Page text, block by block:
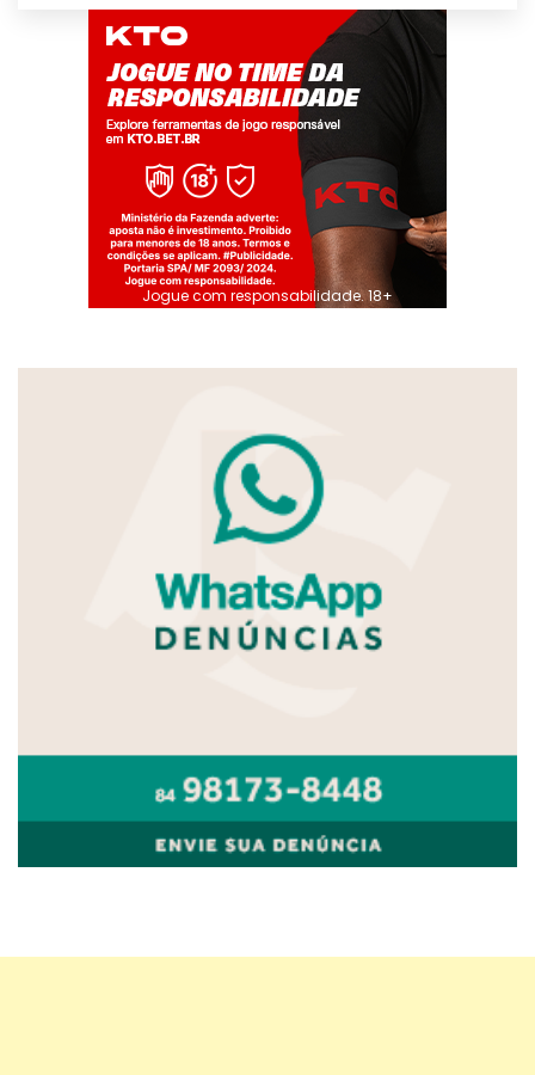
Jogue com responsabilidade. 18+